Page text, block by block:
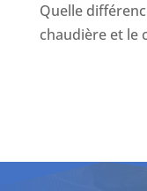
Quelle
chaudière et le